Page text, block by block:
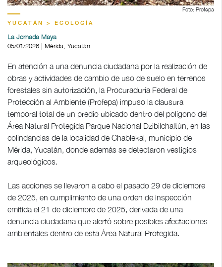
Foto: Profepa
YUCATÁN > ECOLOGÍA
La Jornada Maya
05/01/2026 | Mérida, Yucatán
En atención a una denuncia ciudadana por la realización de
obras y actividades de cambio de uso de suelo en terrenos
forestales sin autorización, la Procuraduría Federal de
Protección al Ambiente (Profepa) impuso la clausura
temporal total de un predio ubicado dentro del polígono del
Área Natural Protegida Parque Nacional Dzibilchaltún, en las
colindancias de la localidad de Chablekal, municipio de
Mérida, Yucatán, donde además se detectaron vestigios
arqueológicos.
Las acciones se llevaron a cabo el pasado 29 de diciembre
de 2025, en cumplimiento de una orden de inspección
emitida el 21 de diciembre de 2025, derivada de una
denuncia ciudadana que alertó sobre posibles afectaciones
ambientales dentro de esta Área Natural Protegida.